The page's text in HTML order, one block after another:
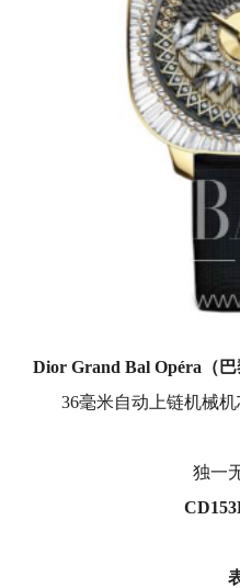
Dior Grand Bal Opéra（
36毫米自动上链机械
独一